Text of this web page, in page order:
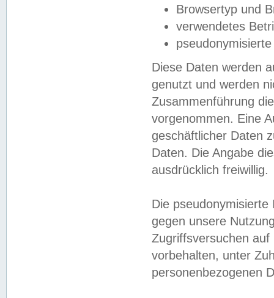
Browsertyp und
verwendetes
Diese Daten werden
genutzt und werden
Zusammenführung
vorgenommen. Eine
geschäftlicher Daten
Daten. Die Angabe
ausdrücklich freiwillig.
Die
gegen unsere
Zugriffsversuchen
vorbehalten, unter
personenbezogenen